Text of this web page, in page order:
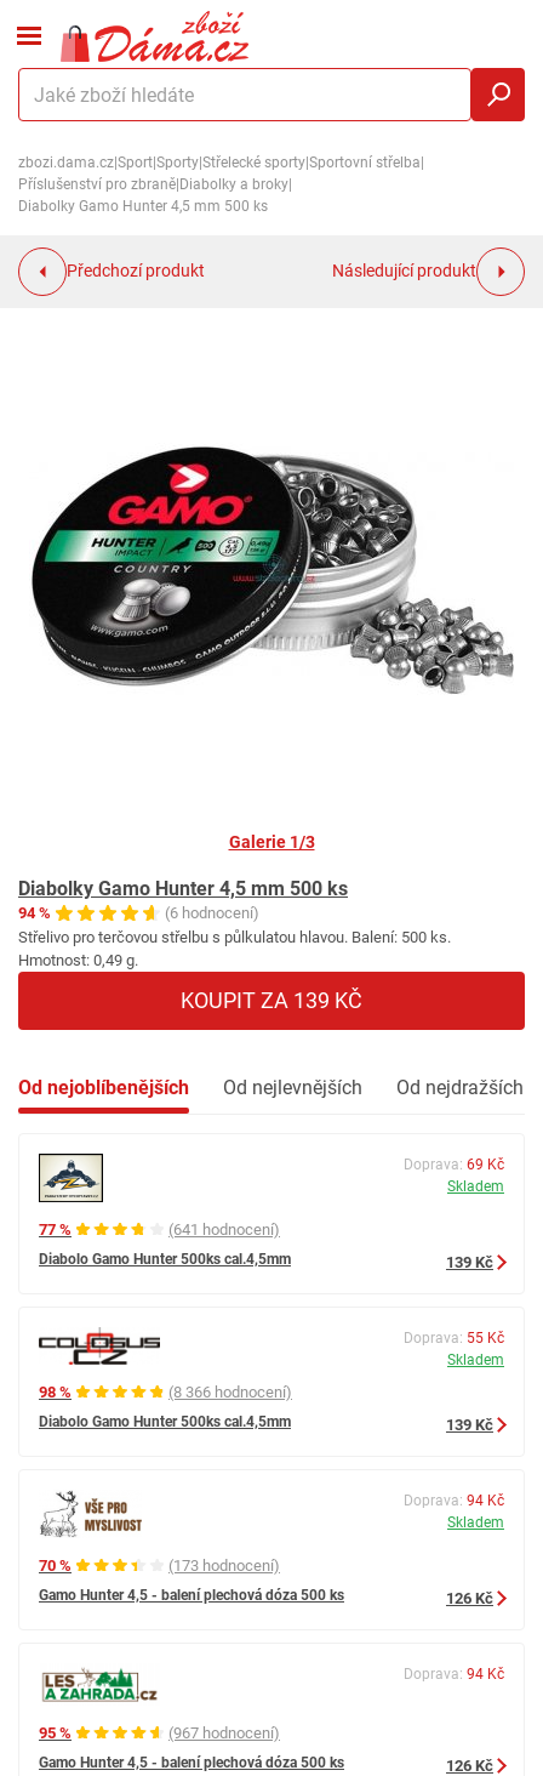
zbozi.dama.cz Sport Sporty Střelecké sporty Sportovní střelba
Příslušenství pro zbraně Diabolky a broky
Diabolky Gamo Hunter 4,5 mm 500 ks
Předchozí produkt Následující produkt
Galerie 1/3
Diabolky Gamo Hunter 4,5 mm 500 ks
94 %
(6 hodnocení)
Střelivo pro terčovou střelbu s půlkulatou hlavou. Balení: 500 ks.
Hmotnost: 0,49 g.
KOUPIT ZA 139 KČ
Od nejoblíbenějších Od nejlevnějších Od nejdražších
77 % (641 hodnocení)
Diabolo Gamo Hunter 500ks cal.4,5mm
Doprava: 69 Kč
Skladem
139 Kč
98 % (8 366 hodnocení)
Diabolo Gamo Hunter 500ks cal.4,5mm
Doprava: 55 Kč
Skladem
139 Kč
70 % (173 hodnocení)
Gamo Hunter 4,5 - balení plechová dóza 500 ks
Doprava: 94 Kč
Skladem
126 Kč
95 % (967 hodnocení)
Gamo Hunter 4,5 - balení plechová dóza 500 ks
Doprava: 94 Kč
126 Kč